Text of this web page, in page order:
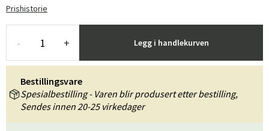
Prishistorie
- + Legg i handlekurven
Bestillingsvare
Spesialbestilling - Varen blir produsert etter bestilling,
Sendes innen 20-25 virkedager